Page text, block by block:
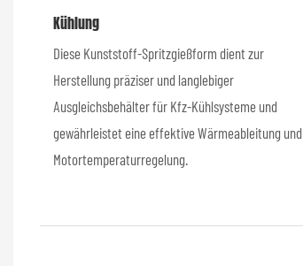
Kühlung
Diese Kunststoff-Spritzgießform dient zur
Herstellung präziser und langlebiger
Ausgleichsbehälter für Kfz-Kühlsysteme und
gewährleistet eine effektive Wärmeableitung und
Motortemperaturregelung.